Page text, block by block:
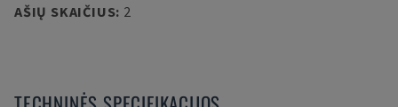
AŠIŲ SKAIČIUS: 2